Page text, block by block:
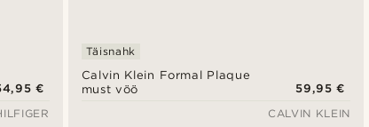
€
Calvin Klein Formal Plaque
must vöö
Täisnahk
59,95 €
CALVIN KLEIN